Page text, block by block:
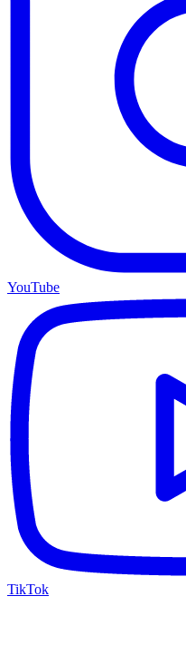
YouTube
TikTok